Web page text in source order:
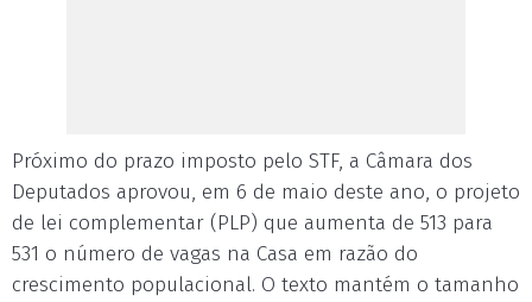
Próximo do prazo imposto pelo STF, a Câmara dos
Deputados aprovou, em 6 de maio deste ano, o projeto
de lei complementar (PLP) que aumenta de 513 para
531 o número de vagas na Casa em razão do
crescimento populacional. O texto mantém o tamanho